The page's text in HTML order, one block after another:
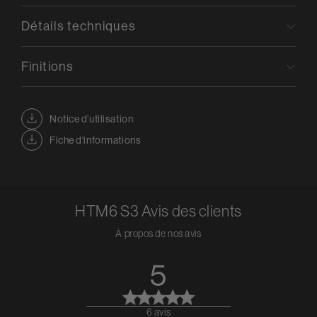
Notice d’utilisation
Fiche d'informations
Détails techniques
Finitions
HTM6 S3 Avis des clients
À propos de nos avis
5
5 out of 5 stars 6
6 avis